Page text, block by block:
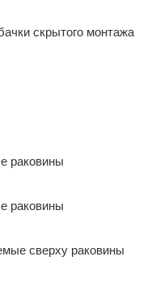
скрытого монтажа
раковины
раковины
сверху раковины